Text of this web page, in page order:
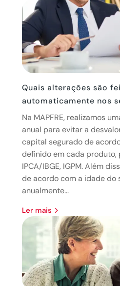
Quais alterações são
automaticamente nos
Na MAPFRE, realizamos
anual para evitar a
capital segurado de
definido em cada produto,
IPCA/IBGE, IGPM. Além
de acordo com a idade do
anualmente...
ler mais